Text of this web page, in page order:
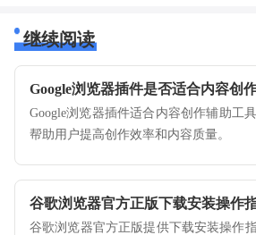
继续阅读
Google浏览器插件是否适合内容创
Google浏览器插件适合内容创作辅助工
帮助用户提高创作效率和内容质量。
谷歌浏览器官方正版下载安装操作
谷歌浏览器官方正版提供下载安装操作